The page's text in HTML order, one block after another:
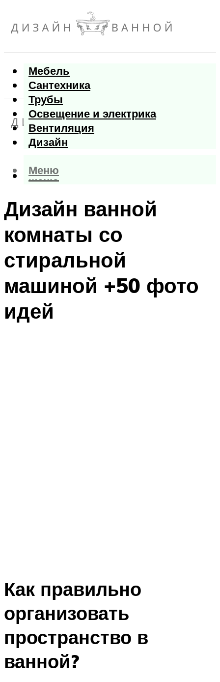
Мебель
Сантехника
Трубы
Освещение и электрика
Вентиляция
Дизайн
Меню
Меню
Дизайн ванной
комнаты со
стиральной
машиной +50 фото
идей
Как правильно
организовать
пространство в
ванной?